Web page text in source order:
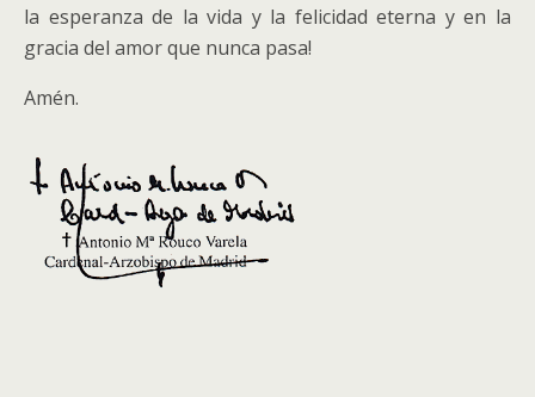
la esperanza de la vida y la felicidad eterna y en la
gracia del amor que nunca pasa!
Amén.